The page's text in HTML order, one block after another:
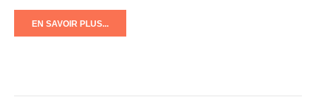
EN SAVOIR PLUS...